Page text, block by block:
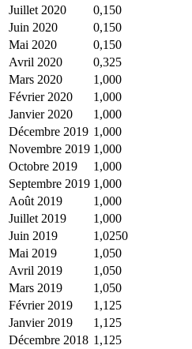
Juillet 2020
0,150
Juin 2020
0,150
Mai 2020
0,150
Avril 2020
0,325
Mars 2020
1,000
Février 2020
1,000
Janvier 2020
1,000
Décembre 2019 1,000
Novembre 2019 1,000
Octobre 2019
1,000
Septembre 2019 1,000
Août 2019
1,000
Juillet 2019
1,000
Juin 2019
1,0250
Mai 2019
1,050
Avril 2019
1,050
Mars 2019
1,050
Février 2019
1,125
Janvier 2019
1,125
Décembre 2018 1,125